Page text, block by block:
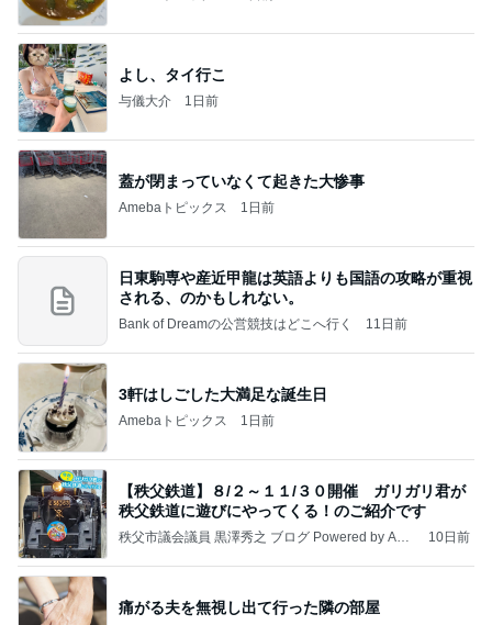
よし、タイ行こ
与儀大介 1日前
蓋が閉まっていなくて起きた大惨事
Amebaトピックス 1日前
日東駒専や産近甲龍は英語よりも国語の攻略が重視
される、のかもしれない。
Bank of Dreamの公営競技はどこへ行く 11日前
3軒はしごした大満足な誕生日
Amebaトピックス 1日前
【秩父鉄道】８/２～１１/３０開催 ガリガリ君が
秩父鉄道に遊びにやってくる！のご紹介です
秩父市議会議員 黒澤秀之 ブログ Powered by Ame
10日前
痛がる夫を無視し出て行った隣の部屋